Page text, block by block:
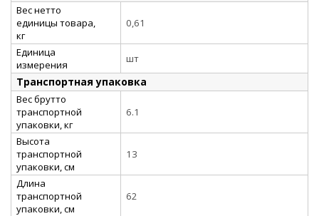
Вес нетто
единицы товара,
кг
0,61
Единица
измерения
шт
Транспортная упаковка
Вес брутто
транспортной
упаковки, кг
6.1
Высота
транспортной
упаковки, см
13
Длина
транспортной
упаковки, см
62